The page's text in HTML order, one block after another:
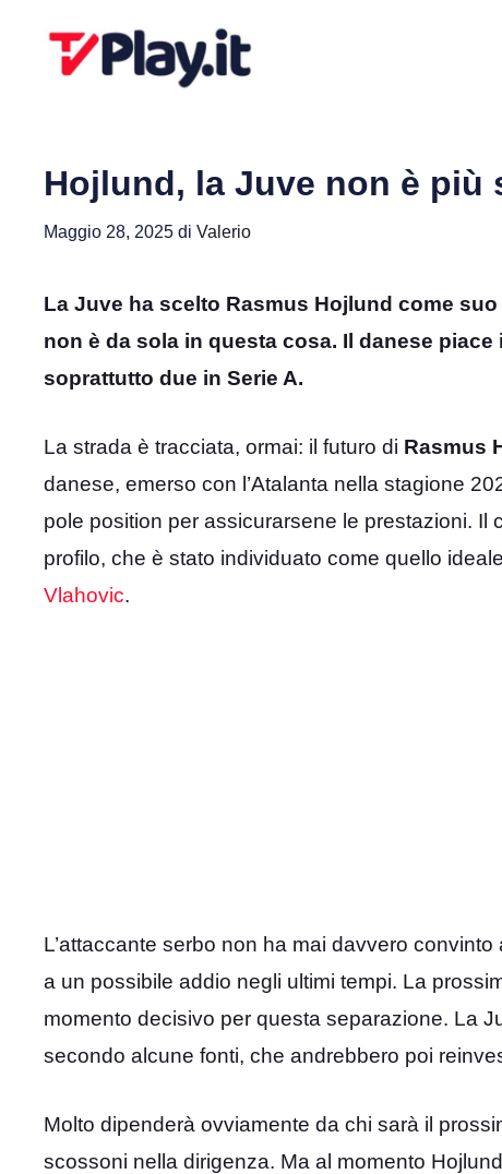
Hojlund, la Juve non è più
Maggio 28, 2025 di Valerio
La Juve ha scelto Rasmus Hojlund come
non è da sola in questa cosa. Il danese
soprattutto due in Serie A.
La strada è tracciata, ormai: il futuro di Rasmus
danese, emerso con l’Atalanta nella stagione
pole position per assicurarsene le prestazioni.
profilo, che è stato individuato come quello
Vlahovic.
L’attaccante serbo non ha mai davvero
a un possibile addio negli ultimi tempi. La
momento decisivo per questa separazione. La
secondo alcune fonti, che andrebbero poi
Molto dipenderà ovviamente da chi sarà il
scossoni nella dirigenza. Ma al momento